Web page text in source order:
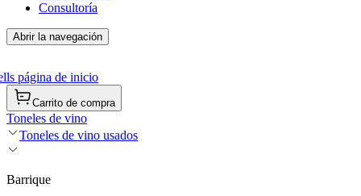
Consultoría
Abrir la navegación
página de inicio
Carrito de compra
Toneles de vino
Toneles de vino usados
Barrique